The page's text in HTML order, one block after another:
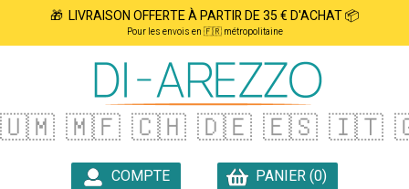
🎁 LIVRAISON OFFERTE À PARTIR DE 35 € D'ACHAT 📦
Pour les envois en 🇫🇷 métropolitaine
🇺🇲 🇲🇫 🇨🇭 🇩🇪 🇪🇸 🇮🇹
COMPTE
PANIER (0)